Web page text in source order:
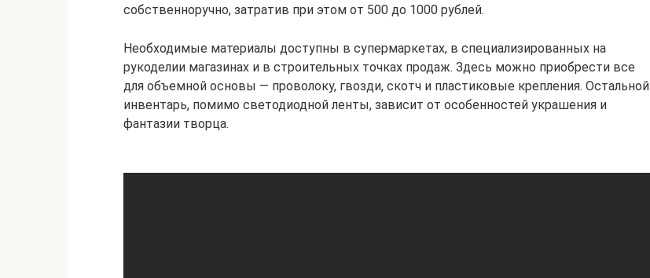
собственноручно, затратив при этом от 500 до 1000 рублей.
Необходимые материалы доступны в супермаркетах, в специализированных на
рукоделии магазинах и в строительных точках продаж. Здесь можно приобрести все
для объемной основы — проволоку, гвозди, скотч и пластиковые крепления. Остальной
инвентарь, помимо светодиодной ленты, зависит от особенностей украшения и
фантазии творца.